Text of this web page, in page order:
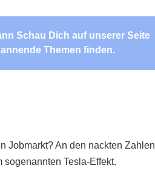
Schau Dich auf unserer Seite
Themen finden.
Jobmarkt? An den nackten Zahlen
sogenannten Tesla-Effekt.